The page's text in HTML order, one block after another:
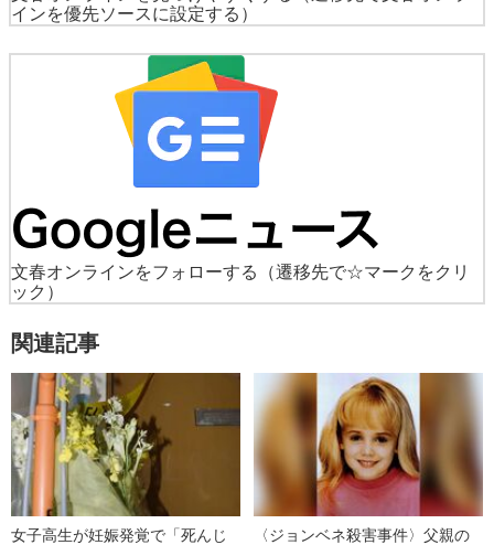
インを優先ソースに設定する）
文春オンラインをフォローする
（遷移先で☆マークをクリ
ック）
関連記事
女子高生が妊娠発覚で「死んじ
〈ジョンベネ殺害事件〉父親の